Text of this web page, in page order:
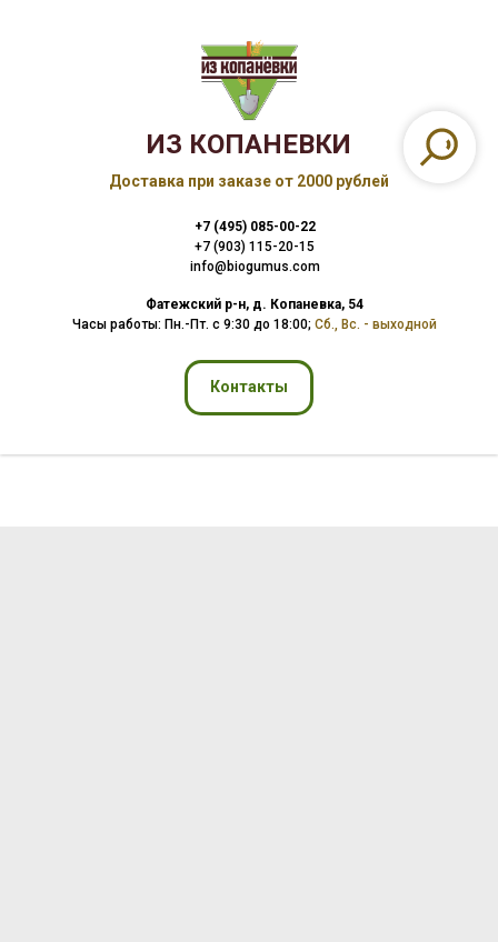
ИЗ КОПАНЕВКИ
Доставка при заказе от 2000 рублей
+7 (495) 085-00-22
+7 (903) 115-20-15
info@biogumus.com
Фатежский р-н, д. Копаневка, 54
Часы работы: Пн.-Пт. с 9:30 до 18:00; Сб., Вс. - выходной
Контакты